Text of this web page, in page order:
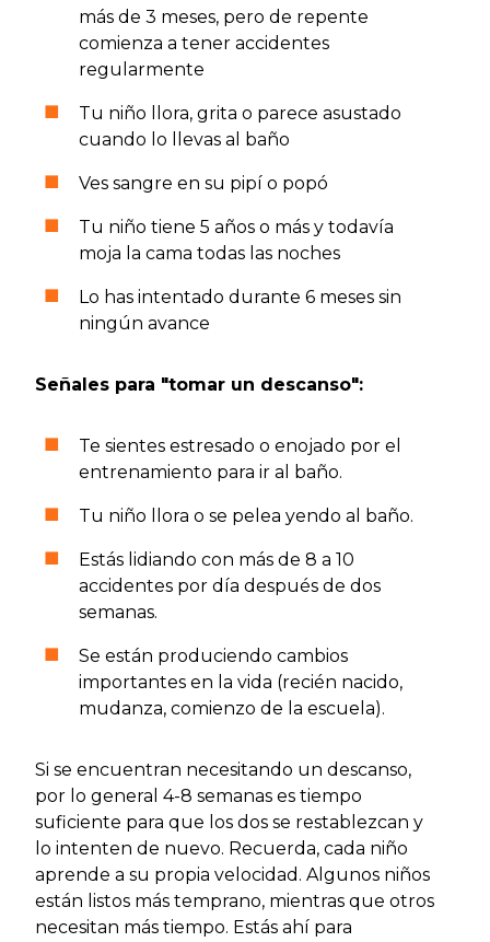
más de 3 meses, pero de repente
comienza a tener accidentes
regularmente
Tu niño llora, grita o parece asustado
cuando lo llevas al baño
Ves sangre en su pipí o popó
Tu niño tiene 5 años o más y todavía
moja la cama todas las noches
Lo has intentado durante 6 meses sin
ningún avance
Señales para "tomar un descanso":
Te sientes estresado o enojado por el
entrenamiento para ir al baño.
Tu niño llora o se pelea yendo al baño.
Estás lidiando con más de 8 a 10
accidentes por día después de dos
semanas.
Se están produciendo cambios
importantes en la vida (recién nacido,
mudanza, comienzo de la escuela).
Si se encuentran necesitando un descanso,
por lo general 4-8 semanas es tiempo
suficiente para que los dos se restablezcan y
lo intenten de nuevo. Recuerda, cada niño
aprende a su propia velocidad. Algunos niños
están listos más temprano, mientras que otros
necesitan más tiempo. Estás ahí para